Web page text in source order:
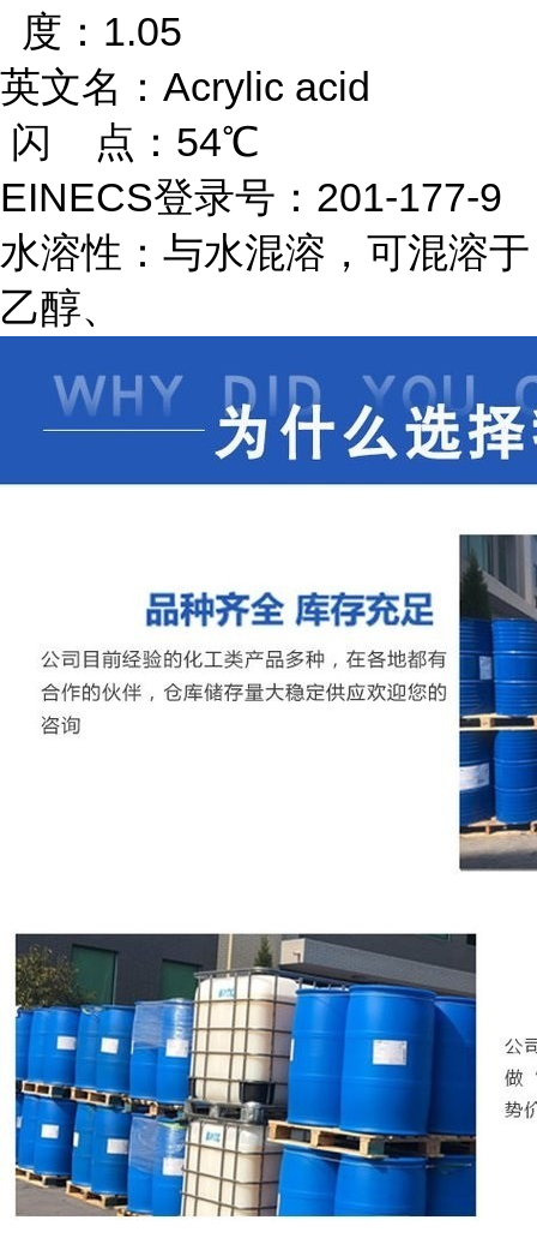
度：1.05
英文名：Acrylic acid
闪 点：54℃
EINECS登录号：201-177-9
水溶性：与水混溶，可混溶于
乙醇、